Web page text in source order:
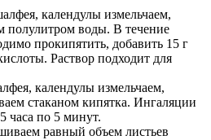
календулы измельчаем,
полулитром воды. В течение
прокипятить, добавить 15 г
Раствор подходит для
календулы измельчаем,
стаканом кипятка. Ингаляции
часа по 5 минут.
равный объем листьев